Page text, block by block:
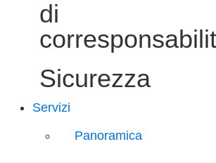
di
Sicurezza
Servizi
Panoramica